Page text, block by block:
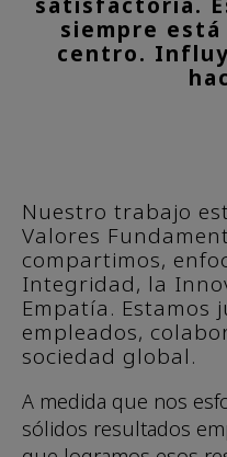
siempre
centro.
Nuestro trabajo
Valores
compartimos,
Integridad, la
Empatía. Estamos
empleados,
sociedad global.
A medida que nos
sólidos resultados